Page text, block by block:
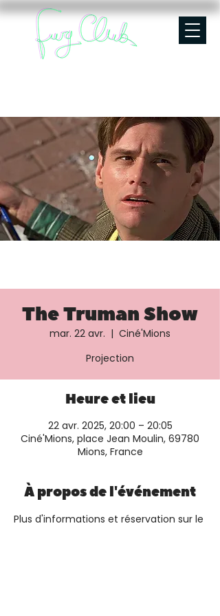
The Truman Show
mar. 22 avr.
  |
Ciné'Mions
Projection
Heure et lieu
22 avr. 2025, 20:00 – 20:05
Ciné'Mions, place Jean Moulin, 69780
Mions, France
À propos de l'événement
Plus d'informations et réservation sur le